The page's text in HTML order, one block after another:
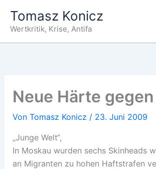
Inhalt
springen
Tomasz Konicz
Wertkritik, Krise, Antifa
Neue Härte
Von Tomasz Konicz / 23. Juni 2009
„Junge Welt“,
In Moskau wurden sechs Skinheads
an Migranten zu hohen Haftstrafen